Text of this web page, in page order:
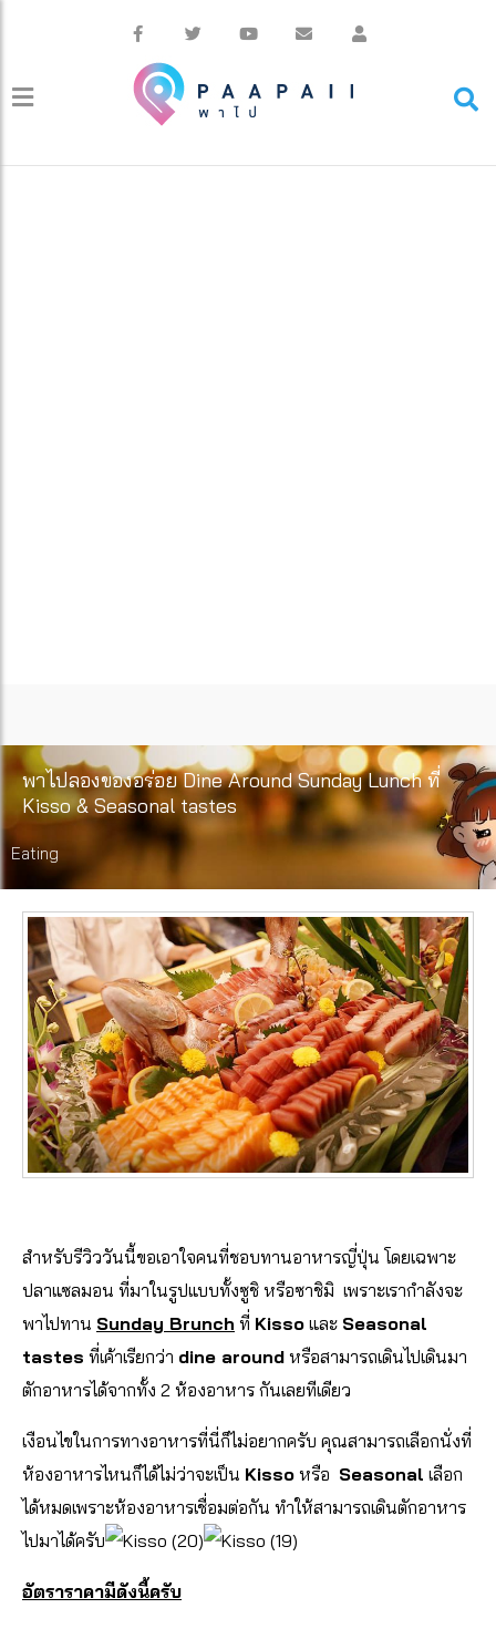
พาไปลองของอร่อย Dine Around Sunday Lunch ที่
Kisso & Seasonal tastes
Eating
สำหรับรีวิววันนี้ขอเอาใจคนที่ชอบทานอาหารญี่ปุ่น โดยเฉพาะ
ปลาแซลมอน ที่มาในรูปแบบทั้งซูชิ หรือซาชิมิ เพราะเรากำลังจะ
พาไปทาน Sunday Brunch ที่ Kisso และ Seasonal
tastes ที่เค้าเรียกว่า dine around หรือสามารถเดินไปเดินมา
ตักอาหารได้จากทั้ง 2 ห้องอาหาร กันเลยทีเดียว
เงือนไขในการทางอาหารที่นี่ก็ไม่อยากครับ คุณสามารถเลือกนั่งที่
ห้องอาหารไหนก็ได้ไม่ว่าจะเป็น Kisso หรือ Seasonal เลือก
ได้หมดเพราะห้องอาหารเชื่อมต่อกัน ทำให้สามารถเดินตักอาหาร
ไปมาได้ครับ
อัตราราคามีดังนี้ครับ